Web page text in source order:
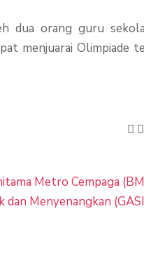
dua orang guru
menjuarai
Metro Cempaga
Menyenangkan